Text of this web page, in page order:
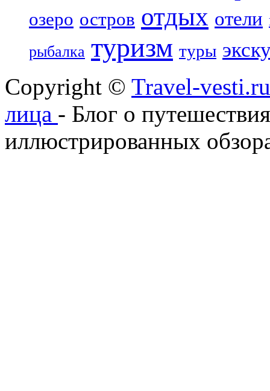
озеро остров отдых отели
рыбалка туризм туры
Copyright © Travel-
лица - Блог о
иллюстрированных